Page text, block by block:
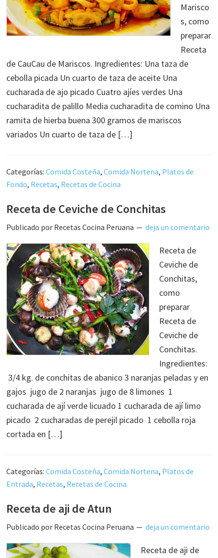
Marisco
s, como
preparar
Receta
de CauCau de Mariscos. Ingredientes: Una taza de
cebolla picada Un cuarto de taza de aceite Una
cucharada de ajo picado Cuatro ajíes verdes Una
cucharadita de palillo Media cucharadita de comino Una
ramita de hierba buena 300 gramos de mariscos
variados Un cuarto de taza de […]
Categorías:Comida Costeña,Comida Nortena, Platos de
Fondo, Recetas, Recetas de Cocina
Receta de Ceviche de Conchitas
Publicado por Recetas Cocina Peruana deja un comentario
Receta de
Ceviche de
Conchitas,
como
preparar
Receta de
Ceviche de
Conchitas.
Ingredientes:
3/4 kg. de conchitas de abanico 3 naranjas peladas y en
gajos jugo de 2 naranjas jugo de 8 limones 1
cucharada de ají verde licuado 1 cucharada de ají limo
picado 2 cucharadas de perejil picado 1 cebolla roja
cortada en […]
Categorías:Comida Costeña,Comida Nortena, Platos de
Entrada, Recetas, Recetas de Cocina
Receta de aji de Atun
Publicado por Recetas Cocina Peruana deja un comentario
Receta de aji de